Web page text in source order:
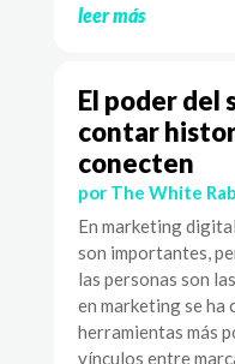
leer más
El poder
contar
conecten
por The White
En marketing
son importantes,
las personas son
en marketing se ha
herramientas más
vínculos entre